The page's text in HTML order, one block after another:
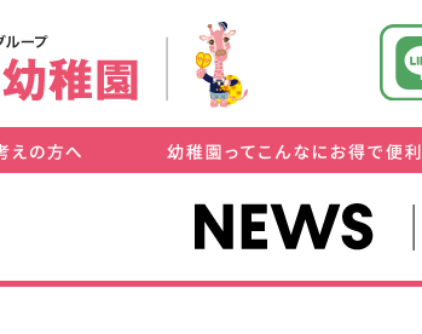
・保育料無償化について
・博多学園オリジナル減免制度
・お預かり（延長）保育について
・送迎について